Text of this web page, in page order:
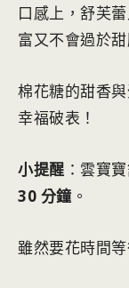
口感上，舒芙
富又不會過於甜
棉花糖的甜香
幸福破表！
小提醒 ：雲寶
30 分鐘。
雖然要花時間